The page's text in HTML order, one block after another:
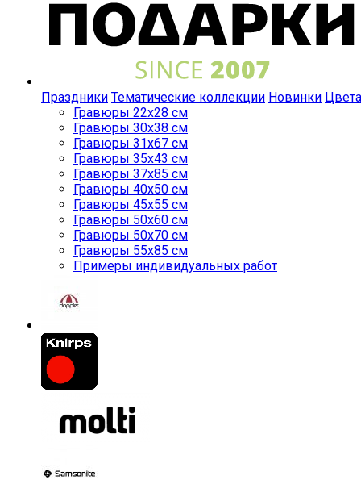
Праздники Тематические коллекции Новинки Цвета
Гравюры 22x28 см
Гравюры 30x38 см
Гравюры 31x67 см
Гравюры 35x43 см
Гравюры 37x85 см
Гравюры 40x50 см
Гравюры 45x55 см
Гравюры 50x60 см
Гравюры 50x70 см
Гравюры 55x85 см
Примеры индивидуальных работ